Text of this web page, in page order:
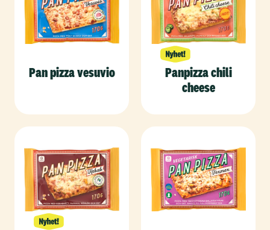
Pan pizza vesuvio
Panpizza chili
cheese